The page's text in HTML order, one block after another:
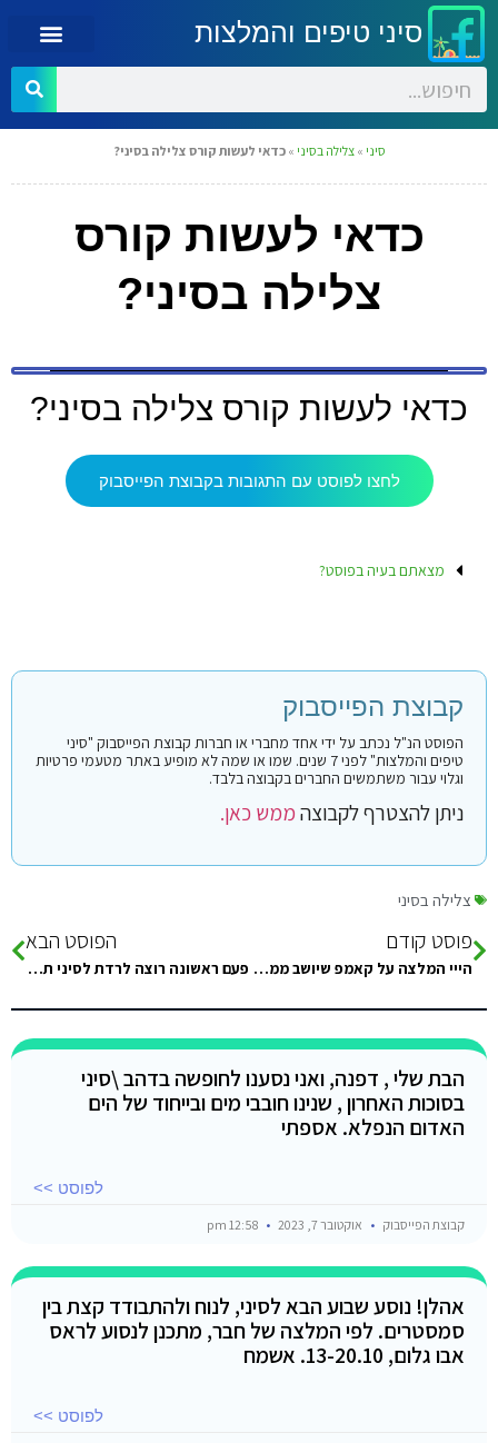
סיני טיפים והמלצות
סיני »צלילה בסיני »כדאי לעשות קורס צלילה בסיני?
כדאי לעשות קורס
צלילה בסיני?
כדאי לעשות קורס צלילה בסיני?
לחצו לפוסט עם התגובות בקבוצת הפייסבוק
מצאתם בעיה בפוסט?
קבוצת הפייסבוק
הפוסט הנ"ל נכתב על ידי אחד מחברי או חברות קבוצת הפייסבוק "סיני
טיפים והמלצות" לפני 7 שנים. שמו או שמה לא מופיע באתר מטעמי פרטיות
וגלוי עבור משתמשים החברים בקבוצה בלבד.
ניתן להצטרף לקבוצהממש כאן.
צלילה בסיני
פוסט קודם
הייי המלצה על קאמפ שיושב ממש ליד ריף ויש בו גם חדרים ממוזגים. Pls…
הפוסט הבא
פעם ראשונה רוצה לרדת לסיני תאריכים 20.6 עד 22.6 יש לי כמה שאלות 1. האם אפשר להיכנס עם אוטו ?…
הבת שלי , דפנה, ואני נסענו לחופשה בדהב \סיני
בסוכות האחרון , שנינו חובבי מים ובייחוד של הים
האדום הנפלא. אספתי
לפוסט >>
קבוצת הפייסבוק אוקטובר 7, 2023
אהלן! נוסע שבוע הבא לסיני, לנוח ולהתבודד קצת בין
סמסטרים. לפי המלצה של חבר, מתכנן לנסוע לראס
אבו גלום, 13-20.10. אשמח
לפוסט >>